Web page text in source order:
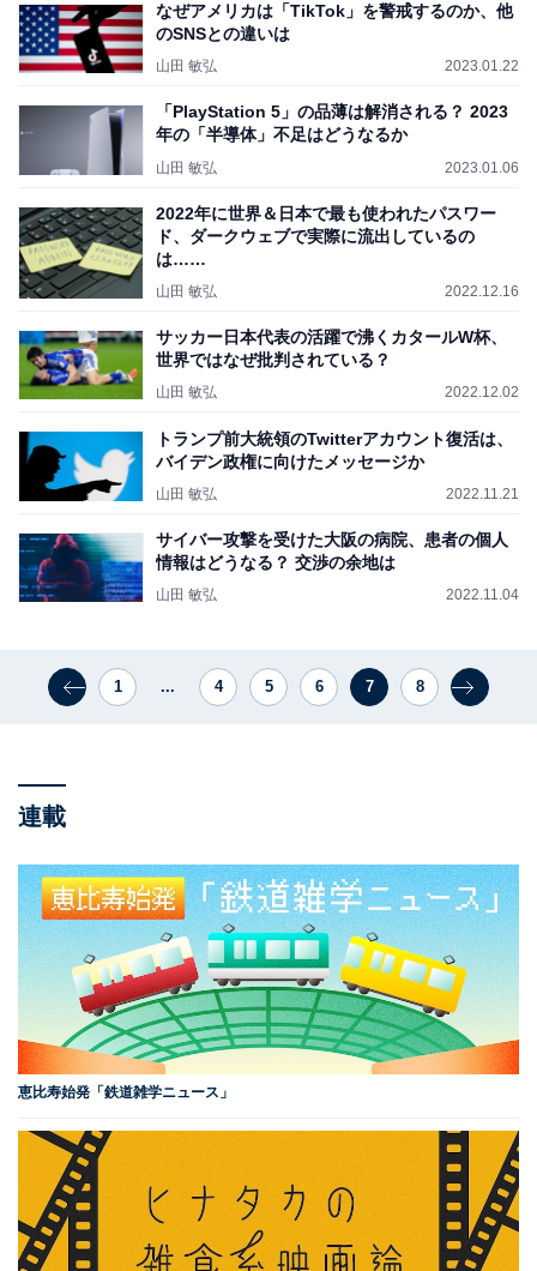
なぜアメリカは「TikTok」を警戒するのか、他
のSNSとの違いは
山田 敏弘 2023.01.22
「PlayStation 5」の品薄は解消される？ 2023
年の「半導体」不足はどうなるか
山田 敏弘 2023.01.06
2022年に世界＆日本で最も使われたパスワー
ド、ダークウェブで実際に流出しているの
は……
山田 敏弘 2022.12.16
サッカー日本代表の活躍で沸くカタールW杯、
世界ではなぜ批判されている？
山田 敏弘 2022.12.02
トランプ前大統領のTwitterアカウント復活は、
バイデン政権に向けたメッセージか
山田 敏弘 2022.11.21
サイバー攻撃を受けた大阪の病院、患者の個人
情報はどうなる？ 交渉の余地は
山田 敏弘 2022.11.04
1 ... 4 5 6 7 8
連載
恵比寿始発「鉄道雑学ニュース」